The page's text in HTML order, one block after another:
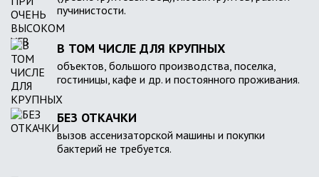
пучинистости.
В ТОМ ЧИСЛЕ ДЛЯ КРУПНЫХ
объектов, большого производства, поселка,
гостиницы, кафе и др. и постоянного проживания.
БЕЗ ОТКАЧКИ
вызов ассенизаторской машины и покупки
бактерий не требуется.